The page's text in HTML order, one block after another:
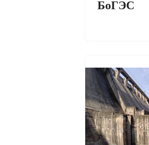
БоГЭС